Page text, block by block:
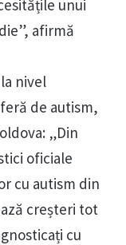
unui
afirmă
nivel
de autism,
„Din
oficiale
cu autism din
creșteri tot
cu